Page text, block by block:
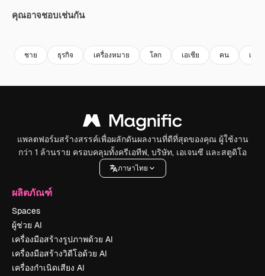
คุณอาจชอบเช่นกัน
ชาย ธุรกิจ เครื่องหมาย โลก เอเชีย คน เทค
แพลตฟอร์มสร้างสรรค์เพื่อผลักดันผลงานที่ดีที่สุดของคุณ ผู้ใช้งาน
กว่า 1 ล้านราย ครอบคลุมทั้งครีเอทีฟ, บริษัท, เอเจนซี และสตูดิโอ
ภาษาไทย
ผลิตภัณฑ์
Spaces
ผู้ช่วย AI
เครื่องมือสร้างรูปภาพด้วย AI
เครื่องมือสร้างวิดีโอด้วย AI
เครื่องกำเนิดเสียง AI